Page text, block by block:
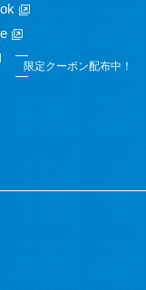
限定クーポン配布中！